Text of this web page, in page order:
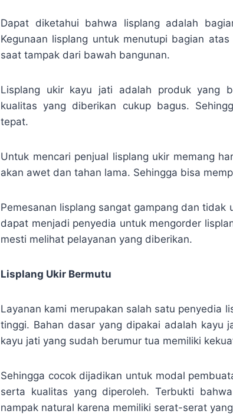
Dapat diketahui bahwa lisplang adalah
Kegunaan lisplang untuk menutupi bagian
saat tampak dari bawah bangunan.
Lisplang ukir kayu jati adalah produk yang
kualitas yang diberikan cukup bagus.
tepat.
Untuk mencari penjual lisplang ukir memang
akan awet dan tahan lama. Sehingga bisa
Pemesanan lisplang sangat gampang dan tidak
dapat menjadi penyedia untuk mengorder
mesti melihat pelayanan yang diberikan.
Lisplang Ukir Bermutu
Layanan kami merupakan salah satu penyedia
tinggi. Bahan dasar yang dipakai adalah kayu
kayu jati yang sudah berumur tua memiliki
Sehingga cocok dijadikan untuk modal
serta kualitas yang diperoleh. Terbukti
nampak natural karena memiliki serat-serat